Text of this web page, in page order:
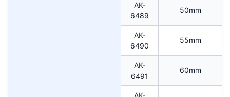
AK-
6489
50mm
AK-
6490
55mm
AK-
6491
60mm